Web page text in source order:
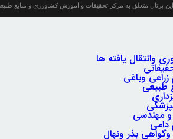
پرتال متعلق به مرکز تحقیقات و آموزش کشاورزی و منابع
وانتقال یافته ها
وباغی
طبیعی
مهندسی
بذر ونهال